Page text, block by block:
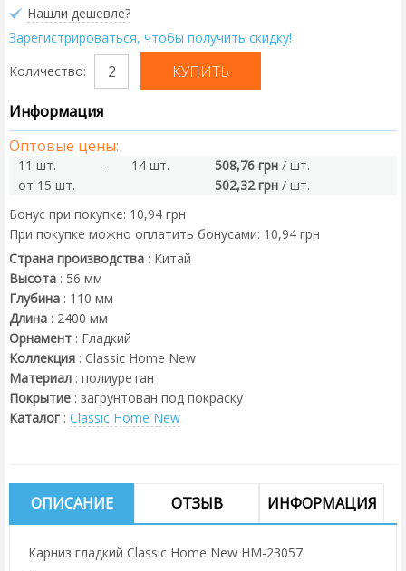
Нашли дешевле?
Зарегистрироваться, чтобы получить скидку!
Количество:
Информация
Оптовые цены:
11 шт. - 14 шт. 508,76 грн / шт.
от 15 шт.
502,32 грн / шт.
Бонус при покупке: 10,94 грн
При покупке можно оплатить бонусами: 10,94 грн
Страна производства : Китай
Высота : 56 мм
Глубина : 110 мм
Длина : 2400 мм
Орнамент : Гладкий
Коллекция : Classic Home New
Материал : полиуретан
Покрытие : загрунтован под покраску
Каталог : Classic Home New
ОПИСАНИЕ ОТЗЫВ ИНФОРМАЦИЯ
Карниз гладкий Classic Home New HM-23057